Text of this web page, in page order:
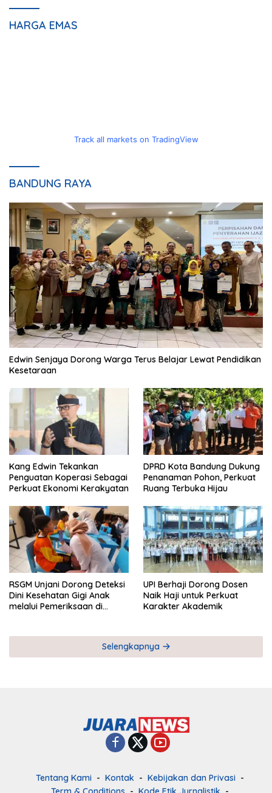
HARGA EMAS
Track all markets on TradingView
BANDUNG RAYA
Edwin Senjaya Dorong Warga Terus Belajar Lewat Pendidikan
Kesetaraan
Kang Edwin Tekankan
Penguatan Koperasi Sebagai
Perkuat Ekonomi Kerakyatan
DPRD Kota Bandung Dukung
Penanaman Pohon, Perkuat
Ruang Terbuka Hijau
RSGM Unjani Dorong Deteksi
Dini Kesehatan Gigi Anak
melalui Pemeriksaan di
UPI Berhaji Dorong Dosen
Naik Haji untuk Perkuat
Karakter Akademik
Selengkapnya
Tentang Kami Kontak
Kebijakan dan Privasi